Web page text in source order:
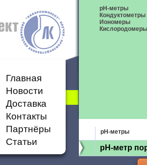
Главная
Новости
Доставка
Контакты
Партнёры
Статьи
pH-метры
Кондуктометры
Иономеры
Кислородомеры
pH-метры
pH-метр